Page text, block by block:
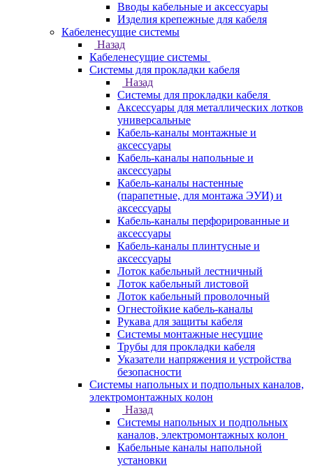
Вводы кабельные и аксессуары
Изделия крепежные для кабеля
Кабеленесущие системы
Назад
Кабеленесущие системы
Системы для прокладки кабеля
Назад
Системы для прокладки кабеля
Аксессуары для металлических лотков
универсальные
Кабель-каналы монтажные и
аксессуары
Кабель-каналы напольные и
аксессуары
Кабель-каналы настенные
(парапетные, для монтажа ЭУИ) и
аксессуары
Кабель-каналы перфорированные и
аксессуары
Кабель-каналы плинтусные и
аксессуары
Лоток кабельный лестничный
Лоток кабельный листовой
Лоток кабельный проволочный
Огнестойкие кабель-каналы
Рукава для защиты кабеля
Системы монтажные несущие
Трубы для прокладки кабеля
Указатели напряжения и устройства
безопасности
Системы напольных и подпольных каналов,
электромонтажных колон
Назад
Системы напольных и подпольных
каналов, электромонтажных колон
Кабельные каналы напольной
установки